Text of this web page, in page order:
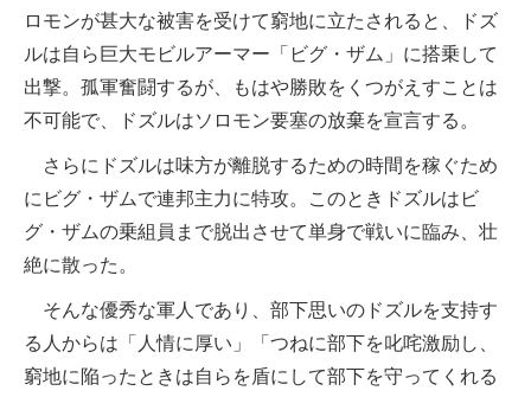
ロモンが甚大な被害を受けて窮地に立たされると、ドズ
ルは自ら巨大モビルアーマー「ビグ・ザム」に搭乗して
出撃。孤軍奮闘するが、もはや勝敗をくつがえすことは
不可能で、ドズルはソロモン要塞の放棄を宣言する。
さらにドズルは味方が離脱するための時間を稼ぐため
にビグ・ザムで連邦主力に特攻。このときドズルはビ
グ・ザムの乗組員まで脱出させて単身で戦いに臨み、壮
絶に散った。
そんな優秀な軍人であり、部下思いのドズルを支持す
る人からは「人情に厚い」「つねに部下を叱咤激励し、
窮地に陥ったときは自らを盾にして部下を守ってくれる